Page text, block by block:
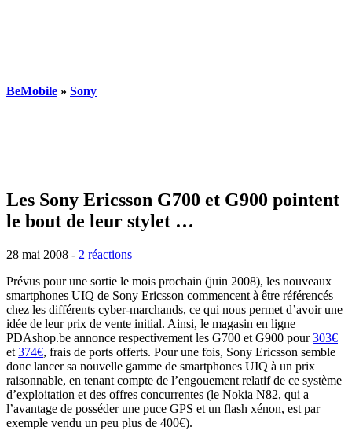
BeMobile » Sony
Les Sony Ericsson G700 et G900 pointent
le bout de leur stylet …
28 mai 2008 - 2 réactions
Prévus pour une sortie le mois prochain (juin 2008), les nouveaux
smartphones UIQ de Sony Ericsson commencent à être référencés
chez les différents cyber-marchands, ce qui nous permet d’avoir une
idée de leur prix de vente initial. Ainsi, le magasin en ligne
PDAshop.be annonce respectivement les G700 et G900 pour303€
et 374€, frais de ports offerts. Pour une fois, Sony Ericsson semble
donc lancer sa nouvelle gamme de smartphones UIQ à un prix
raisonnable, en tenant compte de l’engouement relatif de ce système
d’exploitation et des offres concurrentes (le Nokia N82, qui a
l’avantage de posséder une puce GPS et un flash xénon, est par
exemple vendu un peu plus de 400€).